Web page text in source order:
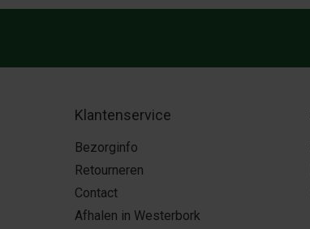
Klantenservice
Bezorginfo
Retourneren
Contact
Afhalen in Westerbork